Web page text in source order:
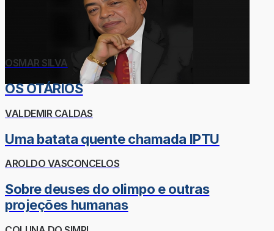
OSMAR SILVA
OS OTÁRIOS
VALDEMIR CALDAS
Uma batata quente chamada IPTU
AROLDO VASCONCELOS
Sobre deuses do olimpo e outras
projeções humanas